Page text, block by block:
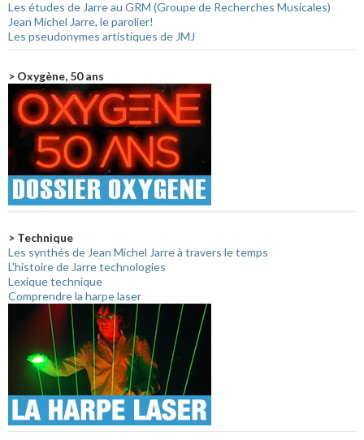
Les études de Jarre au GRM (Groupe de Recherches Musicales)
Jean Michel Jarre, le parolier!
Les pseudonymes artistiques de JMJ
> Oxygène, 50 ans
> Technique
Les synthés de Jean Michel Jarre à travers le temps
L'histoire de Jarre technologies
Lexique technique
Comprendre la harpe laser